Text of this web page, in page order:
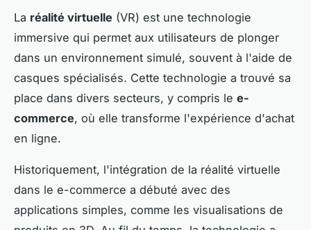
La réalité virtuelle (VR) est une technologie
immersive qui permet aux utilisateurs de plonger
dans un environnement simulé, souvent à l'aide de
casques spécialisés. Cette technologie a trouvé sa
place dans divers secteurs, y compris le e-
commerce, où elle transforme l'expérience d'achat
en ligne.
Historiquement, l'intégration de la réalité virtuelle
dans le e-commerce a débuté avec des
applications simples, comme les visualisations de